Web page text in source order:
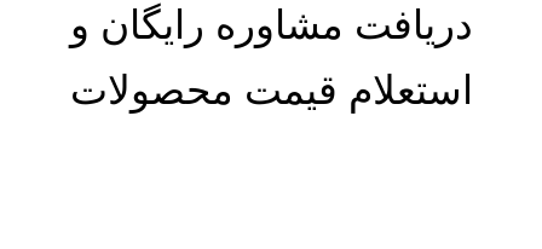
دریافت مشاوره رایگان و
استعلام قیمت محصولات